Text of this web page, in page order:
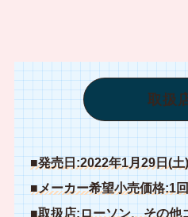
取扱
■発売日:2022年1月29日(土
■メーカー希望小売価格:1
■取扱店:ローソン、その他